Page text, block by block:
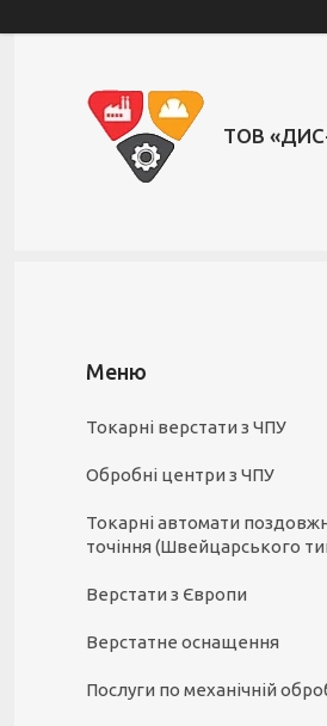
ТОВ
Токарні верстати з ЧПУ
Обробні центри з ЧПУ
Токарні автомати
точіння (Швейцарського
Верстати з Європи
Верстатне оснащення
Послуги по механічній